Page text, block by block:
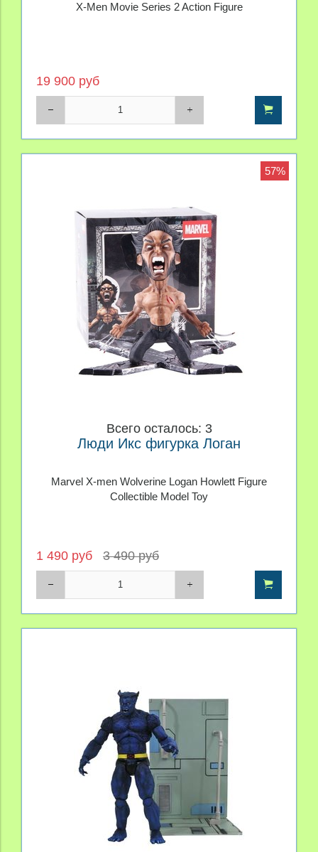
X-Men Movie Series 2 Action Figure
19 900 руб
57%
Всего осталось: 3
Люди Икс фигурка Логан
Marvel X-men Wolverine Logan Howlett Figure
Collectible Model Toy
1 490 руб 3 490 руб